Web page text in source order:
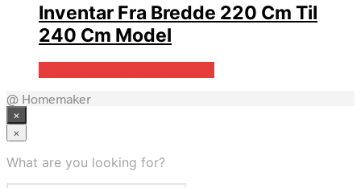
Inventar Fra Bredde 220 Cm Til
240 Cm Model
@ Homemaker
×
×
What are you looking for?